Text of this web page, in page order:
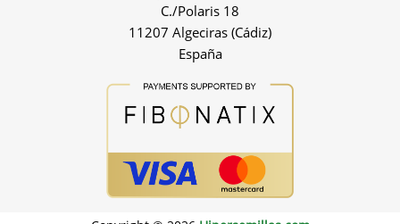
C./Polaris 18
11207 Algeciras (Cádiz)
España